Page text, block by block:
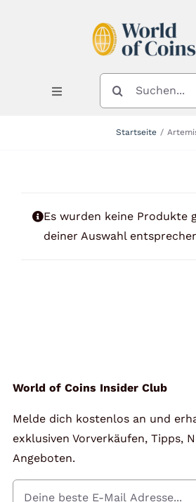
Toggle
Navigation
Kontakt
Mein Konto
SUCHE
NACH:
Startseite
Es wurden keine Produkte
deiner Auswahl
World of Coins Insider Club
Melde dich kostenlos an und
exklusiven Vorverkäufen, Tipps,
Angeboten.